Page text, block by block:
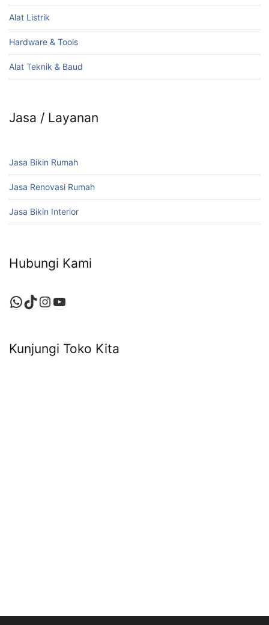
Alat Listrik
Hardware & Tools
Alat Teknik & Baud
Jasa / Layanan
Jasa Bikin Rumah
Jasa Renovasi Rumah
Jasa Bikin Interior
Hubungi Kami
WhatsApp
TikTok
Instagram
YouTube
Kunjungi Toko Kita